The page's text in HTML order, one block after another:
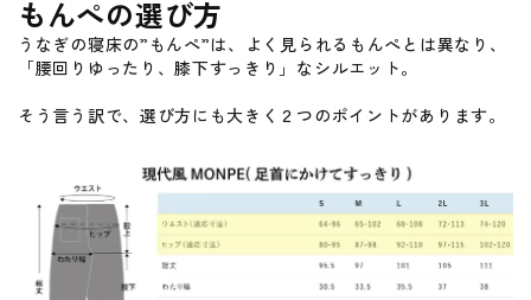
もんぺの選び方
うなぎの寝床の”もんぺ”は、よく見られるもんぺとは異なり、
「腰回りゆったり、膝下すっきり」なシルエット。
そう言う訳で、選び方にも大きく２つのポイントがあります。